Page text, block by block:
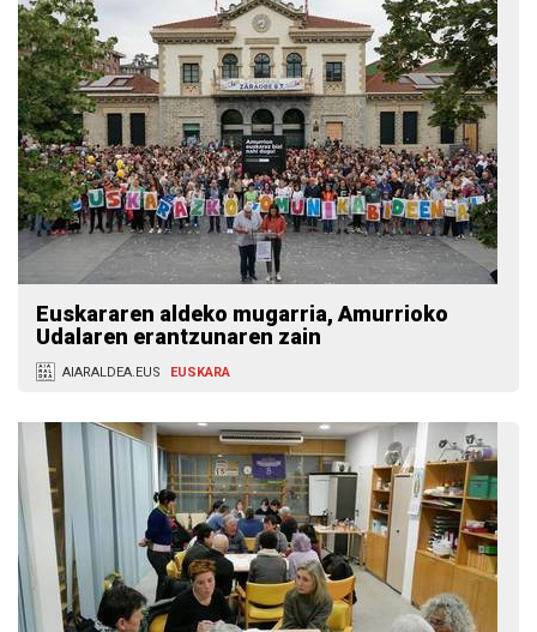
Euskararen aldeko mugarria, Amurrioko
Udalaren erantzunaren zain
AIARALDEA.EUS EUSKARA